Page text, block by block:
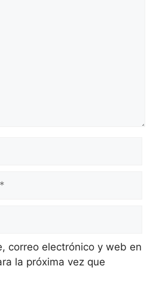
correo electrónico y web en
la próxima vez que